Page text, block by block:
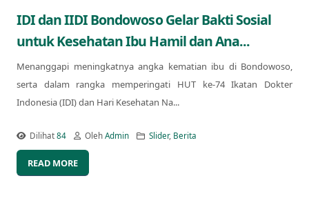
IDI dan IIDI Bondowoso Gelar Bakti Sosial
untuk Kesehatan Ibu Hamil dan Ana...
Menanggapi meningkatnya angka kematian ibu di Bondowoso,
serta dalam rangka memperingati HUT ke-74 Ikatan Dokter
Indonesia (IDI) dan Hari Kesehatan Na...
Dilihat84 OlehAdmin Slider, Berita
READ MORE